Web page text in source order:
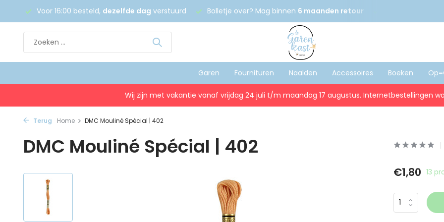
Voor 16:00 besteld, dezelfde dag verstuurd Bolletje over? Mag binnen 6 maanden retour
Garen Fournituren Naalden Accessoires Boeken
Wij zijn met vakantie vanaf vrijdag 24 juli t/m maandag 17 augustus. Internetbestellingen
Terug Home DMC Mouliné Spécial | 402
DMC Mouliné Spécial | 402
€1,80 13